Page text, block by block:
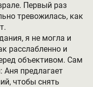
Первый раз
тревожилась, как
я не могла и
расслабленно и
объективом. Сам
Аня предлагает
чтобы снять